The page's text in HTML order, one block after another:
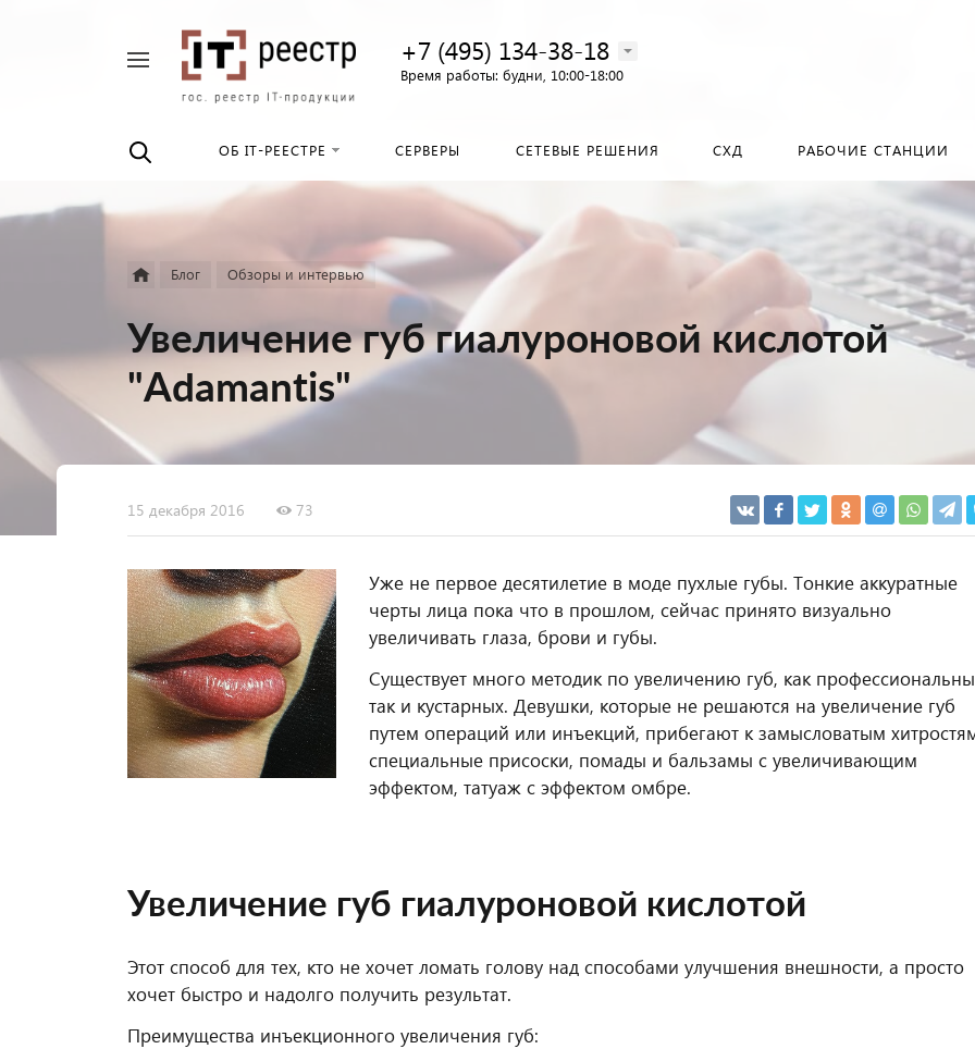
+7 (495) 134-38-18‬
Время работы: будни, 10:00-18:00
ОБ IT-РЕЕСТРЕ СЕРВЕРЫ СЕТЕВЫЕ РЕШЕНИЯ СХД РАБОЧИЕ СТАНЦИИ
Блог Обзоры и интервью
Увеличение губ гиалуроновой кислотой
"Adamantis"
15 декабря 2016 73
Уже не первое десятилетие в моде пухлые губы. Тонкие аккуратные
черты лица пока что в прошлом, сейчас принято визуально
увеличивать глаза, брови и губы.
Существует много методик по увеличению губ, как
так и кустарных. Девушки, которые не решаются на увеличение губ
путем операций или инъекций, прибегают к замысловатым
специальные присоски, помады и бальзамы с увеличивающим
эффектом, татуаж с эффектом омбре.
Увеличение губ гиалуроновой кислотой
Этот способ для тех, кто не хочет ломать голову над способами улучшения внешности, а просто
хочет быстро и надолго получить результат.
Преимущества инъекционного увеличения губ: